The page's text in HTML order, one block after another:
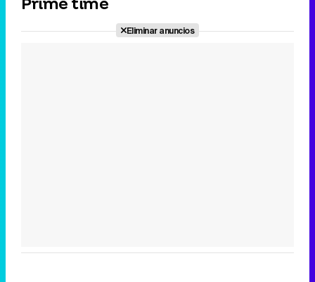
Eliminar anuncios